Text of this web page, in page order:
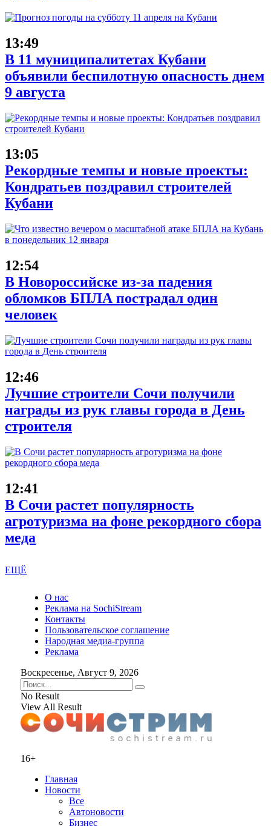
13:49
В 11 муниципалитетах Кубани
объявили беспилотную опасность днем
9 августа
13:05
Рекордные темпы и новые проекты:
Кондратьев поздравил строителей
Кубани
12:54
В Новороссийске из-за падения
обломков БПЛА пострадал один
человек
12:46
Лучшие строители Сочи получили
награды из рук главы города в День
строителя
12:41
В Сочи растет популярность
агротуризма на фоне рекордного сбора
меда
ЕЩЁ
О нас
Реклама на SochiStream
Контакты
Пользовательское соглашение
Народная медиа-группа
Реклама
Воскресенье, Август 9, 2026
No Result
View All Result
16+
Главная
Новости
Все
Автоновости
Бизнес